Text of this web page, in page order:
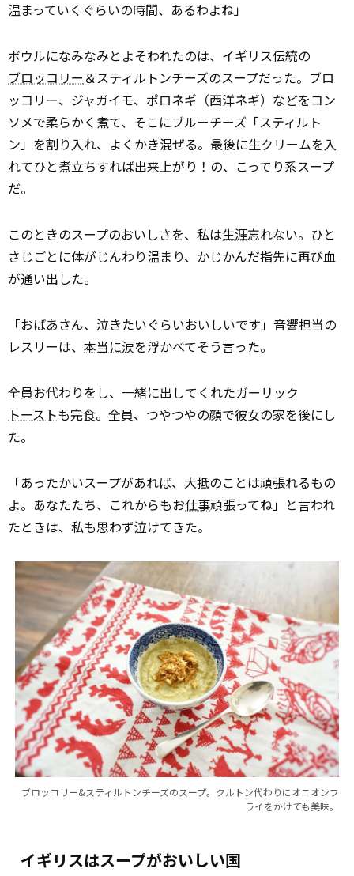
温まっていくぐらいの時間、あるわよね」
ボウルになみなみとよそわれたのは、イギリス伝統の
ブロッコリー ＆スティルトンチーズのスープだった。ブロ
ッコリー、ジャガイモ、ポロネギ（西洋ネギ）などをコン
ソメで柔らかく煮て、そこにブルーチーズ「スティルト
ン」を割り入れ、よくかき混ぜる。最後に生クリームを入
れてひと煮立ちすれば出来上がり！の、こってり系スープ
だ。
このときのスープのおいしさを、私は生涯忘れない。ひと
さじごとに体がじんわり温まり、かじかんだ指先に再び血
が通い出した。
「おばあさん、泣きたいぐらいおいしいです」――音響担当の
レスリーは、 本当に涙を浮かべてそう言った。
全員お代わりをし、一緒に出してくれたガーリック
トーストも完食。全員、つやつやの顔で彼女の家を後にし
た。
「あったかいスープがあれば、大抵のことは頑張れるもの
よ。あなたたち、これからもお仕事頑張ってね」と言われ
たときは、私も思わず泣けてきた。
ブロッコリー&スティルトンチーズのスープ。クルトン代わりにオニオンフ
ライをかけても美味。
イギリスはスープがおいしい国